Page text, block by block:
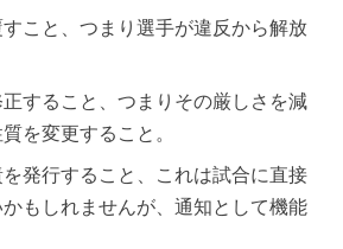
こと、つまり選手が違反から解放
すること、つまりその厳しさを減
を変更すること。
発行すること、これは試合に直接
もしれませんが、通知として機能